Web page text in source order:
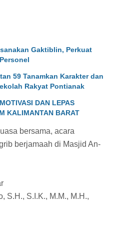
Gaktiblin, Perkuat
59 Tanamkan Karakter dan
Rakyat Pontianak
DAN LEPAS
KALIMANTAN BARAT
bersama, acara
berjamaah di Masjid An-
S.H., S.I.K., M.M., M.H.,